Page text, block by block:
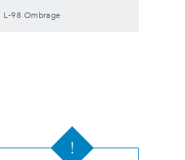
L-98 Ombrage